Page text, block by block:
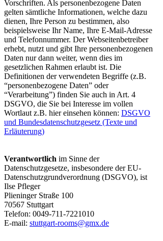
Vorschriften. Als personenbezogene Daten
gelten sämtliche Informationen, welche dazu
dienen, Ihre Person zu bestimmen, also
beispielsweise Ihr Name, Ihre E-Mail-Adresse
und Telefonnummer. Der Webseitenbetreiber
erhebt, nutzt und gibt Ihre personenbezogenen
Daten nur dann weiter, wenn dies im
gesetzlichen Rahmen erlaubt ist. Die
Definitionen der verwendeten Begriffe (z.B.
“personenbezogene Daten” oder
“Verarbeitung”) finden Sie auch in Art. 4
DSGVO, die Sie bei Interesse im vollen
Wortlaut z.B. hier einsehen können: DSGVO
und Bundesdatenschutzgesetz (Texte und
Erläuterung)
Verantwortlich im Sinne der
Datenschutzgesetze, insbesondere der EU-
Datenschutzgrundverordnung (DSGVO), ist
Ilse Pfleger
Plieninger Straße 100
70567 Stuttgart
Telefon: 0049-711-7221010
E-mail: stuttgart-rooms@gmx.de